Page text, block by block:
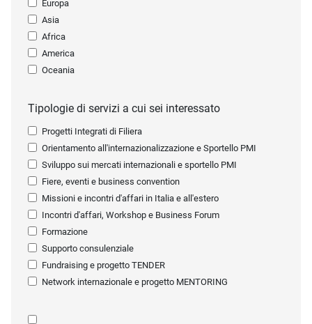
Europa
Asia
Africa
America
Oceania
Tipologie di servizi a cui sei interessato
Progetti Integrati di Filiera
Orientamento all'internazionalizzazione e Sportello PMI
Sviluppo sui mercati internazionali e sportello PMI
Fiere, eventi e business convention
Missioni e incontri d'affari in Italia e all'estero
Incontri d'affari, Workshop e Business Forum
Formazione
Supporto consulenziale
Fundraising e progetto TENDER
Network internazionale e progetto MENTORING